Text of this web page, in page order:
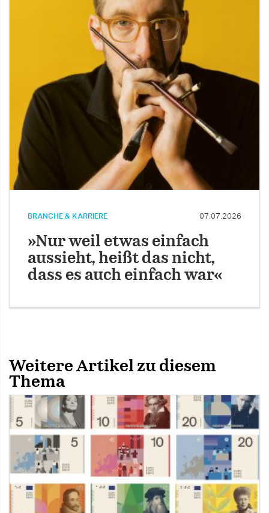
BRANCHE & KARRIERE 07.07.2026
»Nur weil etwas einfach
aussieht, heißt das nicht,
dass es auch einfach war«
Weitere Artikel zu diesem
Thema